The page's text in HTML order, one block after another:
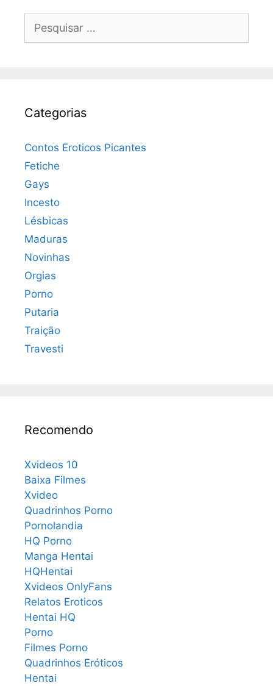
por:
Categorias
Contos Eroticos Picantes
Fetiche
Gays
Incesto
Lésbicas
Maduras
Novinhas
Orgias
Porno
Putaria
Traição
Travesti
Recomendo
Xvideos 10
Baixa Filmes
Xvideo
Quadrinhos Porno
Pornolandia
HQ Porno
Manga Hentai
HQHentai
Xvideos OnlyFans
Relatos Eroticos
Hentai HQ
Porno
Filmes Porno
Quadrinhos Eróticos
Hentai